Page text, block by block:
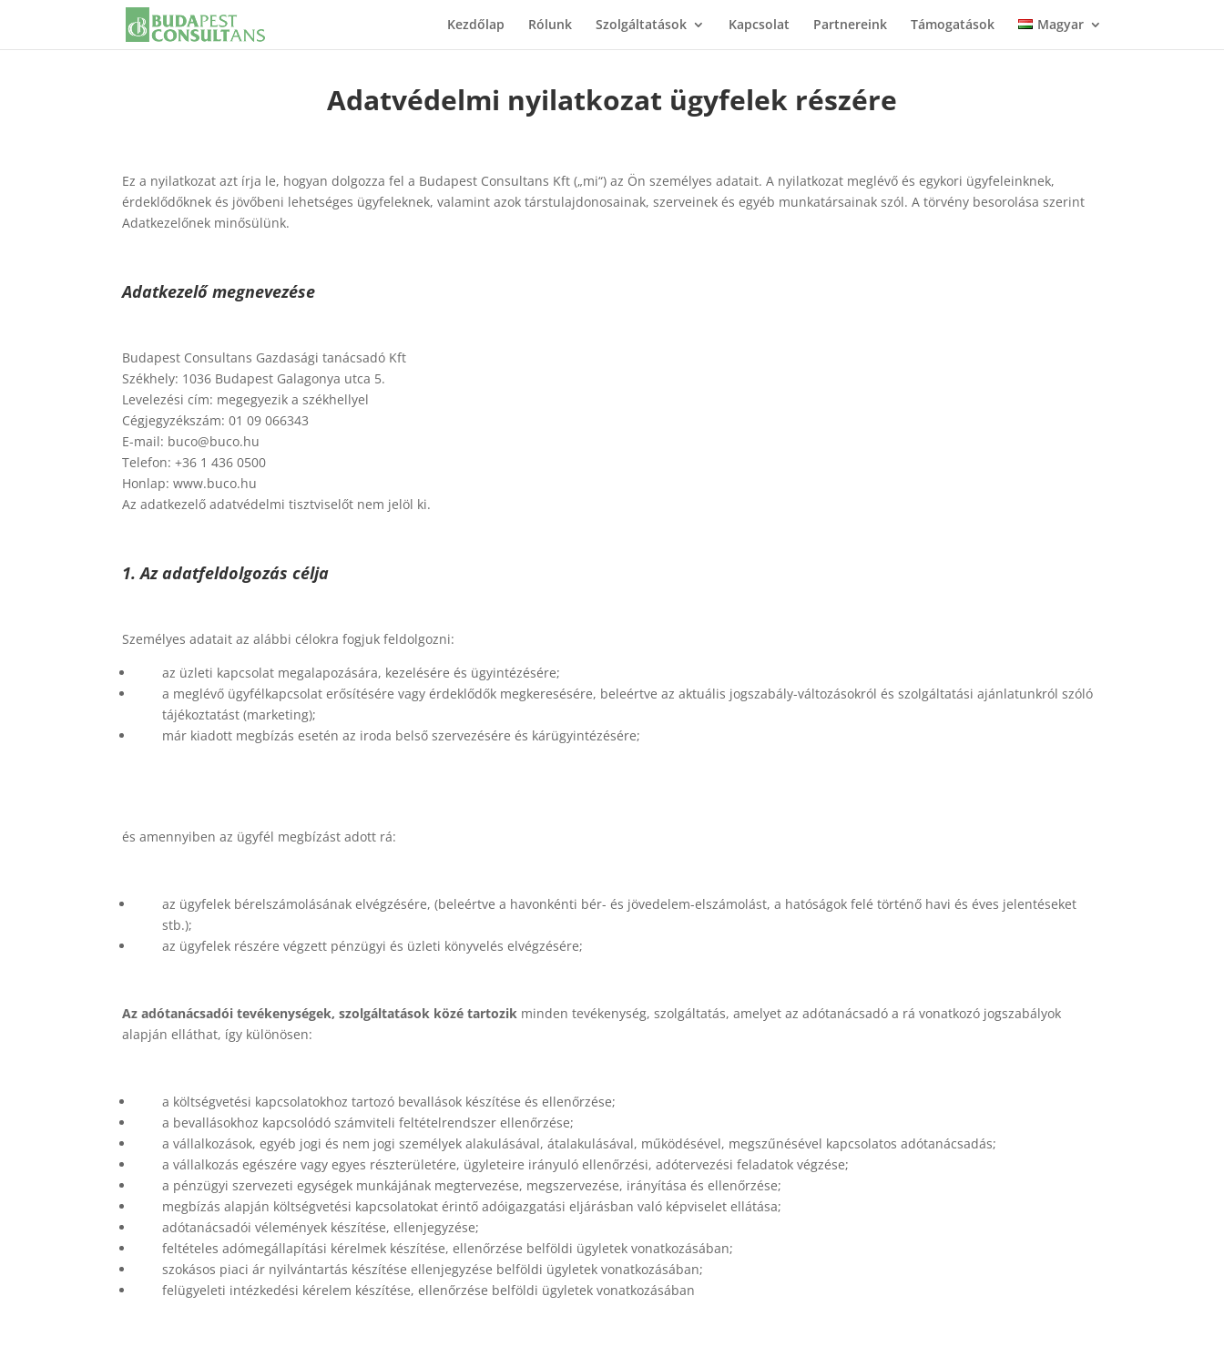
Kezdőlap Rólunk Szolgáltatások Kapcsolat Partnereink Támogatások Magyar
Adatvédelmi nyilatkozat ügyfelek részére
Ez a nyilatkozat azt írja le, hogyan dolgozza fel a Budapest Consultans Kft („mi“) az Ön személyes adatait. A nyilatkozat meglévő és egykori ügyfeleinknek,
érdeklődőknek és jövőbeni lehetséges ügyfeleknek, valamint azok társtulajdonosainak, szerveinek és egyéb munkatársainak szól. A törvény besorolása szerint
Adatkezelőnek minősülünk.
Adatkezelő megnevezése
Budapest Consultans Gazdasági tanácsadó Kft
Székhely: 1036 Budapest Galagonya utca 5.
Levelezési cím: megegyezik a székhellyel
Cégjegyzékszám: 01 09 066343
E-mail: buco@buco.hu
Telefon: +36 1 436 0500
Honlap: www.buco.hu
Az adatkezelő adatvédelmi tisztviselőt nem jelöl ki.
1. Az adatfeldolgozás célja
Személyes adatait az alábbi célokra fogjuk feldolgozni:
az üzleti kapcsolat megalapozására, kezelésére és ügyintézésére;
a meglévő ügyfélkapcsolat erősítésére vagy érdeklődők megkeresésére, beleértve az aktuális jogszabály-változásokról és szolgáltatási ajánlatunkról szóló
tájékoztatást (marketing);
már kiadott megbízás esetén az iroda belső szervezésére és kárügyintézésére;
és amennyiben az ügyfél megbízást adott rá:
az ügyfelek bérelszámolásának elvégzésére, (beleértve a havonkénti bér- és jövedelem-elszámolást, a hatóságok felé történő havi és éves jelentéseket
stb.);
az ügyfelek részére végzett pénzügyi és üzleti könyvelés elvégzésére;
Az adótanácsadói tevékenységek, szolgáltatások közé tartozik minden tevékenység, szolgáltatás, amelyet az adótanácsadó a rá vonatkozó jogszabályok
alapján elláthat, így különösen:
a költségvetési kapcsolatokhoz tartozó bevallások készítése és ellenőrzése;
a bevallásokhoz kapcsolódó számviteli feltételrendszer ellenőrzése;
a vállalkozások, egyéb jogi és nem jogi személyek alakulásával, átalakulásával, működésével, megszűnésével kapcsolatos adótanácsadás;
a vállalkozás egészére vagy egyes részterületére, ügyleteire irányuló ellenőrzési, adótervezési feladatok végzése;
a pénzügyi szervezeti egységek munkájának megtervezése, megszervezése, irányítása és ellenőrzése;
megbízás alapján költségvetési kapcsolatokat érintő adóigazgatási eljárásban való képviselet ellátása;
adótanácsadói vélemények készítése, ellenjegyzése;
feltételes adómegállapítási kérelmek készítése, ellenőrzése belföldi ügyletek vonatkozásában;
szokásos piaci ár nyilvántartás készítése ellenjegyzése belföldi ügyletek vonatkozásában;
felügyeleti intézkedési kérelem készítése, ellenőrzése belföldi ügyletek vonatkozásában